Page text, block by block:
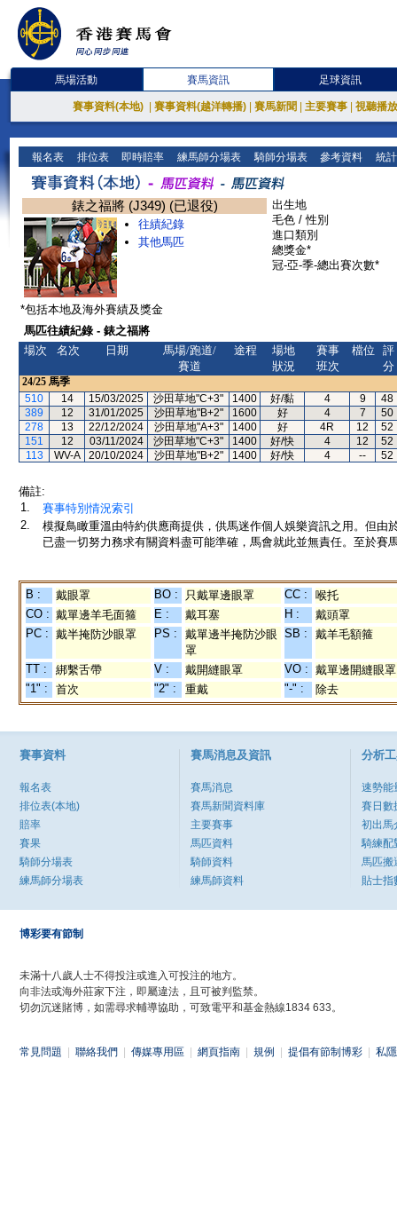
馬場活動 賽馬資訊 足球資訊
賽事資料(本地) 賽事資料(越洋轉播) 賽馬新聞 主要賽事 視聽播
報名表 排位表 即時賠率 練馬師分場表 騎師分場表 參考資料 統
錶之福將 (J349) (已退役)
往績紀錄
其他馬匹
出生地
毛色 / 性別
進口類別
總獎金*
冠-亞-季-總出賽次數*
*包括本地及海外賽績及獎金
馬匹往績紀錄 - 錶之福將
場次
名次 日期
馬場/跑道/
賽道
途程
場地
狀況
賽事
班次
檔位
評
分
24/25 馬季
510
14 15/03/2025 沙田草地"C+3" 1400 好/黏 4 9
48
389
12 31/01/2025 沙田草地"B+2" 1600 好 4 7
50
278
13 22/12/2024 沙田草地"A+3" 1400 好 4R 12
52
151
12 03/11/2024 沙田草地"C+3" 1400 好/快 4 12
52
113
WV-A 20/10/2024 沙田草地"B+2" 1400 好/快 4 -- 52
備註:
1.
賽事特別情況索引
2.
模擬鳥瞰重溫由特約供應商提供，供馬迷作個人娛樂資訊之用。但
已盡一切努力務求有關資料盡可能準確，馬會就此並無責任。至於賽
B : 戴眼罩 BO : 只戴單邊眼罩 CC :
喉托
CO : 戴單邊羊毛面箍 E : 戴耳塞 H :
戴頭罩
PC : 戴半掩防沙眼罩 PS :
戴單邊半掩防沙眼
罩
SB : 戴羊毛額箍
TT : 綁繫舌帶 V : 戴開縫眼罩 VO : 戴單邊開縫眼罩
"1" :
首次 "2" : 重戴 "-" : 除去
賽事資料
報名表
排位表(本地)
賠率
賽果
騎師分場表
練馬師分場表
賽馬消息及資訊
賽馬消息
賽馬新聞資料庫
主要賽事
馬匹資料
騎師資料
練馬師資料
分析
速勢能
賽日數
初出馬
騎練配
馬匹搬
貼士指
博彩要有節制
未滿十八歲人士不得投注或進入可投注的地方。
向非法或海外莊家下注，即屬違法，且可被判監禁。
切勿沉迷賭博，如需尋求輔導協助，可致電平和基金熱線1834 633。
常見問題 聯絡我們 傳媒專用區 網頁指南 規例 提倡有節制博彩 私